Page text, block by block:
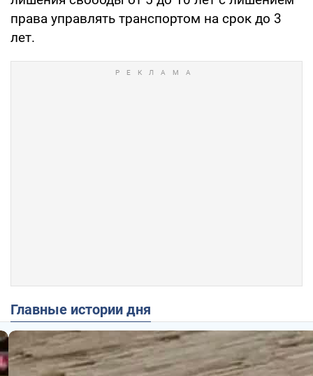
права управлять транспортом на срок до 3
лет.
Главные истории дня